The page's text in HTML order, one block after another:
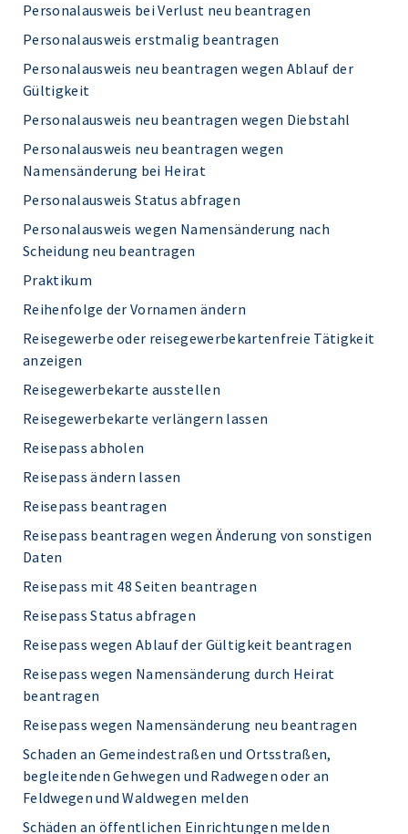
Personalausweis bei Verlust neu beantragen
Personalausweis erstmalig beantragen
Personalausweis neu beantragen wegen Ablauf der
Gültigkeit
Personalausweis neu beantragen wegen Diebstahl
Personalausweis neu beantragen wegen
Namensänderung bei Heirat
Personalausweis Status abfragen
Personalausweis wegen Namensänderung nach
Scheidung neu beantragen
Praktikum
Reihenfolge der Vornamen ändern
Reisegewerbe oder reisegewerbekartenfreie Tätigkeit
anzeigen
Reisegewerbekarte ausstellen
Reisegewerbekarte verlängern lassen
Reisepass abholen
Reisepass ändern lassen
Reisepass beantragen
Reisepass beantragen wegen Änderung von sonstigen
Daten
Reisepass mit 48 Seiten beantragen
Reisepass Status abfragen
Reisepass wegen Ablauf der Gültigkeit beantragen
Reisepass wegen Namensänderung durch Heirat
beantragen
Reisepass wegen Namensänderung neu beantragen
Schaden an Gemeindestraßen und Ortsstraßen,
begleitenden Gehwegen und Radwegen oder an
Feldwegen und Waldwegen melden
Schäden an öffentlichen Einrichtungen melden